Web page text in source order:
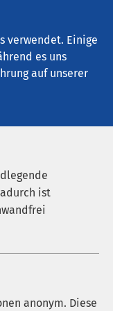
verwendet. Einige
es uns
auf unserer
ist
anonym. Diese